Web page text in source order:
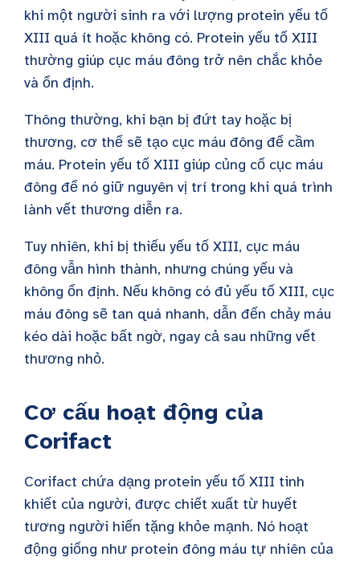
khi một người sinh ra với lượng protein yếu tố
XIII quá ít hoặc không có. Protein yếu tố XIII
thường giúp cục máu đông trở nên chắc khỏe
và ổn định.
Thông thường, khi bạn bị đứt tay hoặc bị
thương, cơ thể sẽ tạo cục máu đông để cầm
máu. Protein yếu tố XIII giúp củng cố cục máu
đông để nó giữ nguyên vị trí trong khi quá trình
lành vết thương diễn ra.
Tuy nhiên, khi bị thiếu yếu tố XIII, cục máu
đông vẫn hình thành, nhưng chúng yếu và
không ổn định. Nếu không có đủ yếu tố XIII, cục
máu đông sẽ tan quá nhanh, dẫn đến chảy máu
kéo dài hoặc bất ngờ, ngay cả sau những vết
thương nhỏ.
Cơ cấu hoạt động của
Corifact
Corifact chứa dạng protein yếu tố XIII tinh
khiết của người, được chiết xuất từ huyết
tương người hiến tặng khỏe mạnh. Nó hoạt
động giống như protein đông máu tự nhiên của